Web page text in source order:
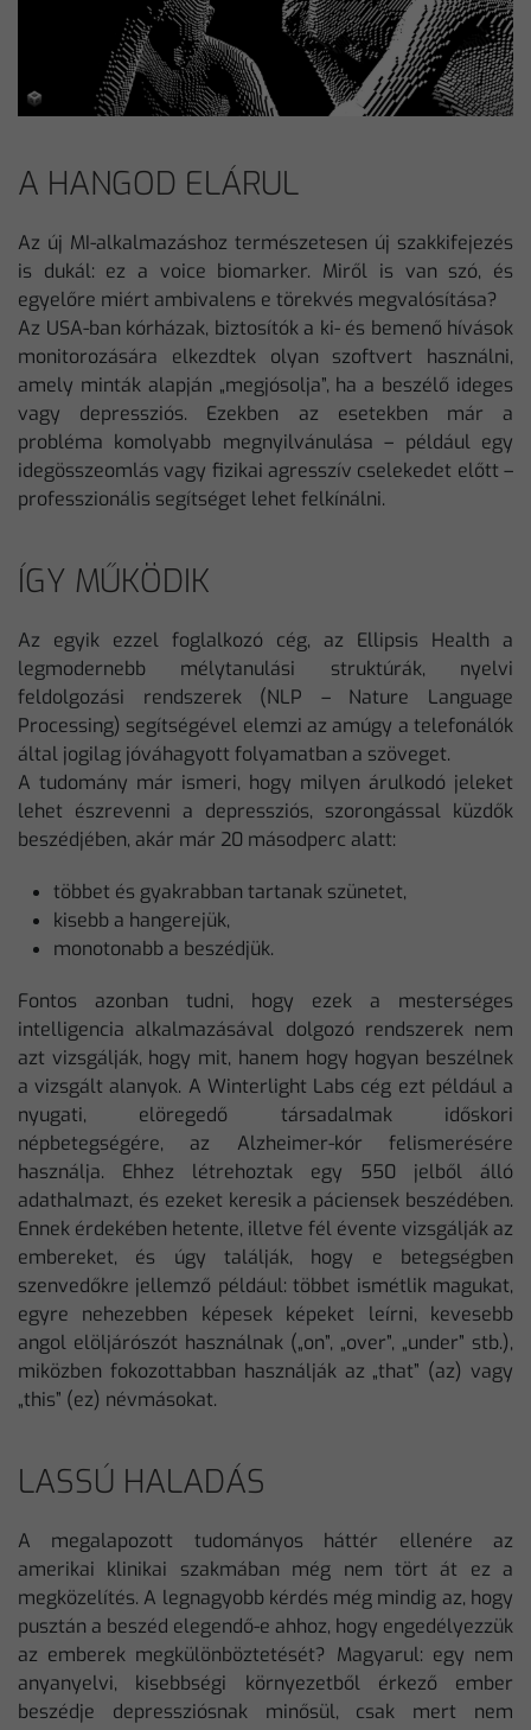
A HANGOD ELÁRUL
Az új MI-alkalmazáshoz természetesen új szakkifejezés
is dukál: ez a voice biomarker. Miről is van szó, és
egyelőre miért ambivalens e törekvés megvalósítása?
Az USA-ban kórházak, biztosítók a ki- és bemenő hívások
monitorozására elkezdtek olyan szoftvert használni,
amely minták alapján „megjósolja”, ha a beszélő ideges
vagy depressziós. Ezekben az esetekben már a
probléma komolyabb megnyilvánulása – például egy
idegösszeomlás vagy fizikai agresszív cselekedet előtt –
professzionális segítséget lehet felkínálni.
ÍGY MŰKÖDIK
Az egyik ezzel foglalkozó cég, az Ellipsis Health a
legmodernebb mélytanulási struktúrák, nyelvi
feldolgozási rendszerek (NLP – Nature Language
Processing) segítségével elemzi az amúgy a telefonálók
által jogilag jóváhagyott folyamatban a szöveget.
A tudomány már ismeri, hogy milyen árulkodó jeleket
lehet észrevenni a depressziós, szorongással küzdők
beszédjében, akár már 20 másodperc alatt:
többet és gyakrabban tartanak szünetet,
kisebb a hangerejük,
monotonabb a beszédjük.
Fontos azonban tudni, hogy ezek a mesterséges
intelligencia alkalmazásával dolgozó rendszerek nem
azt vizsgálják, hogy mit, hanem hogy hogyan beszélnek
a vizsgált alanyok. A Winterlight Labs cég ezt például a
nyugati, elöregedő társadalmak időskori
népbetegségére, az Alzheimer-kór felismerésére
használja. Ehhez létrehoztak egy 550 jelből álló
adathalmazt, és ezeket keresik a páciensek beszédében.
Ennek érdekében hetente, illetve fél évente vizsgálják az
embereket, és úgy találják, hogy e betegségben
szenvedőkre jellemző például: többet ismétlik magukat,
egyre nehezebben képesek képeket leírni, kevesebb
angol elöljárószót használnak („on”, „over”, „under” stb.),
miközben fokozottabban használják az „that” (az) vagy
„this” (ez) névmásokat.
LASSÚ HALADÁS
A megalapozott tudományos háttér ellenére az
amerikai klinikai szakmában még nem tört át ez a
megközelítés. A legnagyobb kérdés még mindig az, hogy
pusztán a beszéd elegendő-e ahhoz, hogy engedélyezzük
az emberek megkülönböztetését? Magyarul: egy nem
anyanyelvi, kisebbségi környezetből érkező ember
beszédje depressziósnak minősül, csak mert nem